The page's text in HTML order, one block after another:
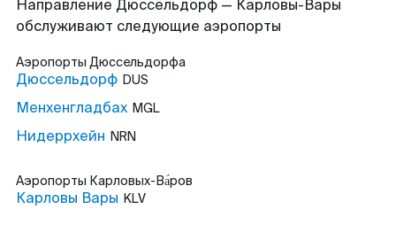
Направление Дюссельдорф — Карловы-Вары
обслуживают следующие аэропорты
Аэропорты Дюссельдорфа
Дюссельдорф DUS
Менхенгладбах MGL
Нидеррхейн NRN
Аэропорты Карловых-Ва́ров
Карловы Вары KLV